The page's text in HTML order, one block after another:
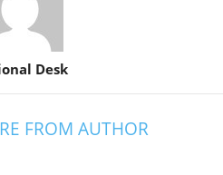
Desk
FROM AUTHOR